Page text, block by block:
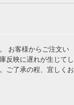
お客様からご注文い
反映に遅れが生じてし
ご了承の程、宜しくお